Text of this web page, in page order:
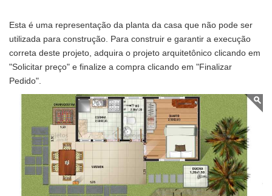
Esta é uma representação da planta da casa que não pode ser
utilizada para construção. Para construir e garantir a execução
correta deste projeto, adquira o projeto arquitetônico clicando em
"Solicitar preço" e finalize a compra clicando em "Finalizar
Pedido".